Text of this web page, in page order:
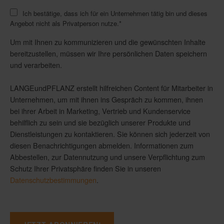
Ich bestätige, dass ich für ein Unternehmen tätig bin und dieses
Angebot nicht als Privatperson nutze.*
Um mit Ihnen zu kommunizieren und die gewünschten Inhalte
bereitzustellen, müssen wir Ihre persönlichen Daten speichern
und verarbeiten.
LANGEundPFLANZ erstellt hilfreichen Content für Mitarbeiter in
Unternehmen, um mit ihnen ins Gespräch zu kommen, ihnen
bei ihrer Arbeit in Marketing, Vertrieb und Kundenservice
behilflich zu sein und sie bezüglich unserer Produkte und
Dienstleistungen zu kontaktieren. Sie können sich jederzeit von
diesen Benachrichtigungen abmelden. Informationen zum
Abbestellen, zur Datennutzung und unsere Verpflichtung zum
Schutz Ihrer Privatsphäre finden Sie in unseren
Datenschutzbestimmungen